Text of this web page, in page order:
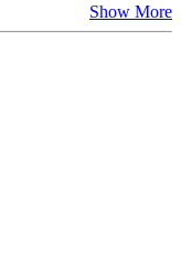
Show More